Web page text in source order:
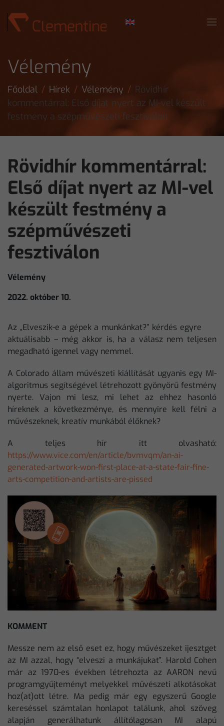
Skip to main content
Vélemény
Főoldal Hírek Vélemény
Rövidhír
kommentárral: Első díjat nyert az MI-vel készült
festmény a szépművészeti fesztiválon
Rövidhír kommentárral:
Első díjat nyert az MI-vel
készült festmény a
szépművészeti
fesztiválon
Vélemény
2022. október 10.
Az „Elveszik-e a gépek a munkánkat?” kérdés egyre
aktuálisabb – még akkor is, ha a válasz nem teljesen
megadható igennel vagy nemmel.
A Colorado állam művészeti kiállítását ugyanis egy MI-
algoritmus segítségével létrehozott gyönyörű festmény
nyerte. Vajon mi lesz, mi lehet az ehhez hasonló
híreknek a következménye, és mennyire kell félni a
művészeknek, kreatív munkából élőknek?
A teljes hír itt olvasható:
https://www.vice.com/en/article/bvmvqm/an-ai-
generated-artwork-won-first-place-at-a-state-fair-fine-
arts-competition-and-artists-are-pissed
KOMMENT
Messze nem az első eset ez, hogy művészeket ijesztget
az MI azzal, hogy “elveszi a munkájukat”. Harold Cohen
már az 1970-es években létrehozta az AARON nevű
programgyűjteményt melyekkel művészeti alkotásokat
hoz(at)ott létre. Ma pedig már egy egyszerű Google
kereséssel számtalan honlapot találunk, ahol szöveg
alapján generálhatunk állítólagosan MI alapú